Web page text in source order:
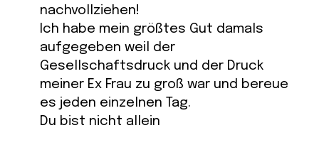
nachvollziehen!
Ich habe mein größtes Gut damals
aufgegeben weil der
Gesellschaftsdruck und der Druck
meiner Ex Frau zu groß war und bereue
es jeden einzelnen Tag.
Du bist nicht allein